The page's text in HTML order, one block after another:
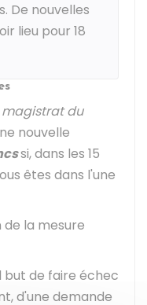
De nouvelles
lieu pour 18
magistrat du
nouvelle
si, dans les 15
êtes dans l'une
la mesure
but de faire échec
d'une demande